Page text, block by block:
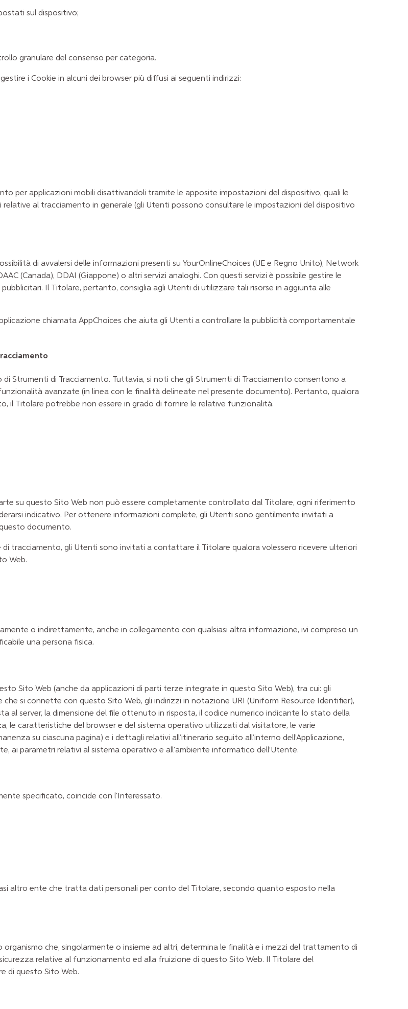
sul dispositivo;
granulare del consenso per categoria.
i Cookie in alcuni dei browser più diffusi ai seguenti indirizzi:
per applicazioni mobili disattivandoli tramite le apposite impostazioni del dispositivo, quali le
al tracciamento in generale (gli Utenti possono consultare le impostazioni del dispositivo
di avvalersi delle informazioni presenti su YourOnlineChoices (UE e Regno Unito), Network
(Canada), DDAI (Giappone) o altri servizi analoghi. Con questi servizi è possibile gestire le
Il Titolare, pertanto, consiglia agli Utenti di utilizzare tali risorse in aggiunta alle
chiamata AppChoices che aiuta gli Utenti a controllare la pubblicità comportamentale
Strumenti di Tracciamento. Tuttavia, si noti che gli Strumenti di Tracciamento consentono a
avanzate (in linea con le finalità delineate nel presente documento). Pertanto, qualora
il Titolare potrebbe non essere in grado di fornire le relative funzionalità.
su questo Sito Web non può essere completamente controllato dal Titolare, ogni riferimento
indicativo. Per ottenere informazioni complete, gli Utenti sono gentilmente invitati a
documento.
tracciamento, gli Utenti sono invitati a contattare il Titolare qualora volessero ricevere ulteriori
Web.
o indirettamente, anche in collegamento con qualsiasi altra informazione, ivi compreso un
una persona fisica.
Sito Web (anche da applicazioni di parti terze integrate in questo Sito Web), tra cui: gli
si connette con questo Sito Web, gli indirizzi in notazione URI (Uniform Resource Identifier),
al server, la dimensione del file ottenuto in risposta, il codice numerico indicante lo stato della
le caratteristiche del browser e del sistema operativo utilizzati dal visitatore, le varie
su ciascuna pagina) e i dettagli relativi all’itinerario seguito all’interno dell’Applicazione,
ai parametri relativi al sistema operativo e all’ambiente informatico dell’Utente.
specificato, coincide con l'Interessato.
altro ente che tratta dati personali per conto del Titolare, secondo quanto esposto nella
organismo che, singolarmente o insieme ad altri, determina le finalità e i mezzi del trattamento di
relative al funzionamento ed alla fruizione di questo Sito Web. Il Titolare del
di questo Sito Web.